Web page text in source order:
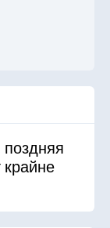
поздняя
крайне